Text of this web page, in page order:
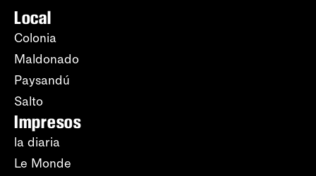
Local
Colonia
Maldonado
Paysandú
Salto
Impresos
la diaria
Le Monde